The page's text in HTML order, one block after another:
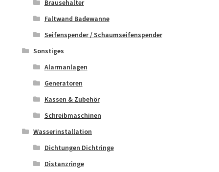
Brausehalter
Faltwand Badewanne
Seifenspender / Schaumseifenspender
Sonstiges
Alarmanlagen
Generatoren
Kassen & Zubehör
Schreibmaschinen
Wasserinstallation
Dichtungen Dichtringe
Distanzringe